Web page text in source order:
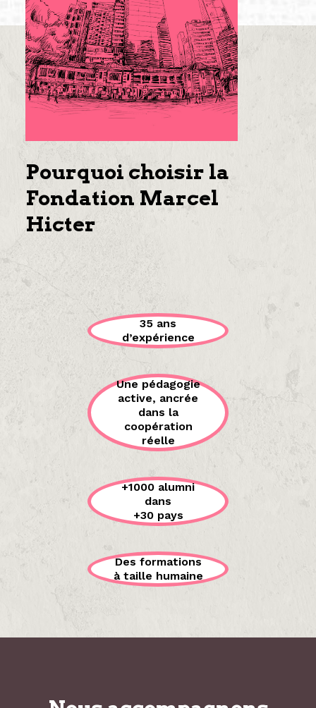
Pourquoi choisir la
Fondation Marcel
Hicter
35 ans
d’expérience
Une pédagogie
active, ancrée
dans la
coopération
réelle
+1000 alumni
dans
+30 pays
Des formations
à taille humaine